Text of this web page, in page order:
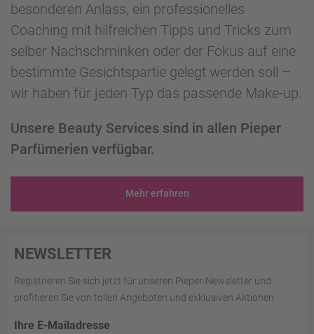
besonderen Anlass, ein professionelles
Coaching mit hilfreichen Tipps und Tricks zum
selber Nachschminken oder der Fokus auf eine
bestimmte Gesichtspartie gelegt werden soll –
wir haben für jeden Typ das passende Make-up.
Unsere Beauty Services sind in allen Pieper
Parfümerien verfügbar.
Mehr erfahren
NEWSLETTER
Registrieren Sie sich jetzt für unseren Pieper-Newsletter und
profitieren Sie von tollen Angeboten und exklusiven Aktionen.
Ihre E-Mailadresse